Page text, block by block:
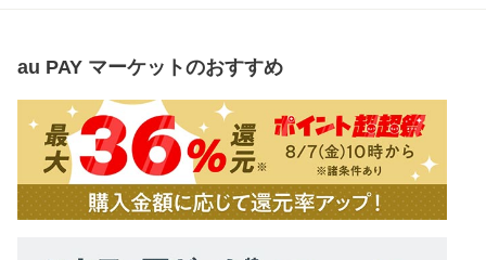
au PAY マーケットのおすすめ